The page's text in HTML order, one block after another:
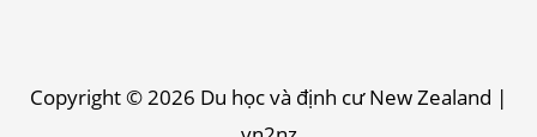
Copyright © 2026 Du học và định cư New Zealand |